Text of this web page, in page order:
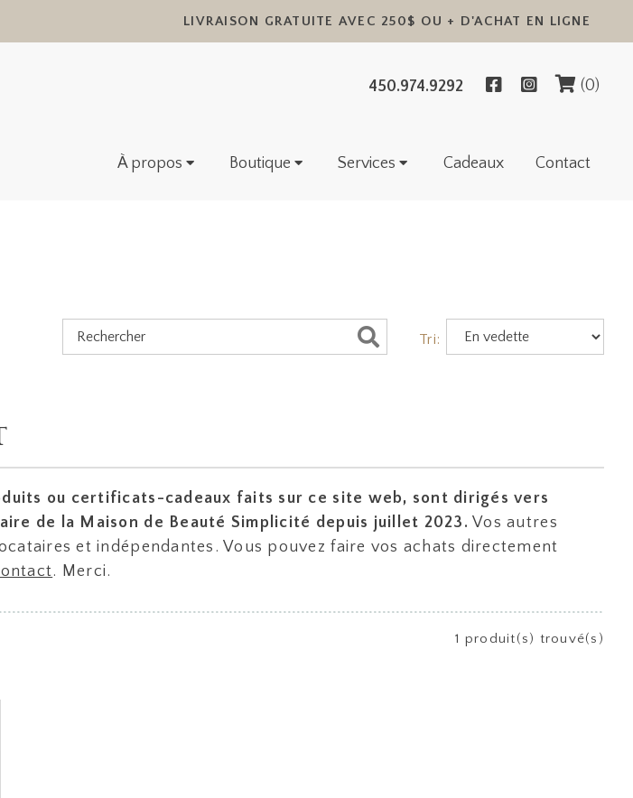
LIVRAISON GRATUITE AVEC 250$ OU + D'ACHAT EN LIGNE
450.974.9292 (0)
À propos Boutique Services Cadeaux Contact
Tri:
ou certificats-cadeaux faits sur ce site web, sont dirigés vers
de la Maison de Beauté Simplicité depuis juillet 2023. Vos autres
et indépendantes. Vous pouvez faire vos achats directement
. Merci.
1 produit(s) trouvé(s)
✕